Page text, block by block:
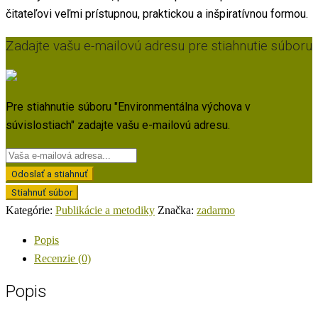
čitateľovi veľmi prístupnou, praktickou a inšpiratívnou formou.
Zadajte vašu e-mailovú adresu pre stiahnutie súboru
Pre stiahnutie súboru "Environmentálna výchova v
súvislostiach" zadajte vašu e-mailovú adresu.
Odoslať a stiahnuť
Stiahnuť súbor
Kategórie: Publikácie a metodiky Značka: zadarmo
Popis
Recenzie (0)
Popis